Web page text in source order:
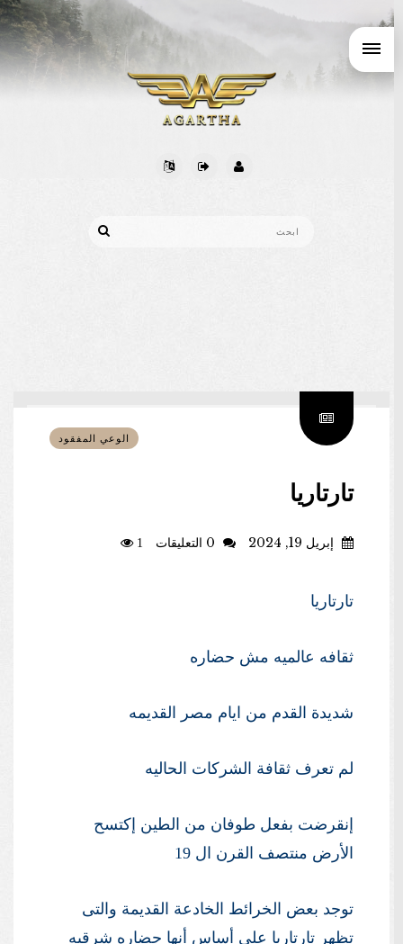
الوعي المفقود
تارتاريا
إبريل 19, 2024 0 التعليقات
تارتاريا
ثقافه عالميه مش حضاره
شديدة القدم من ايام مصر القديمه
لم تعرف ثقافة الشركات الحاليه
إنقرضت بفعل طوفان من الطين إكتسح
الأرض منتصف القرن ال 19
توجد بعض الخرائط الخادعة القديمة والتى
تظهر تارتاريا على أساس أنها حضاره شرقيه